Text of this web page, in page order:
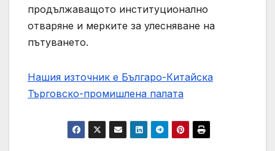
продължаващото институционално
отваряне и мерките за улесняване на
пътуването.
Нашия източник е Българо-Китайска
Търговско-промишлена палaта